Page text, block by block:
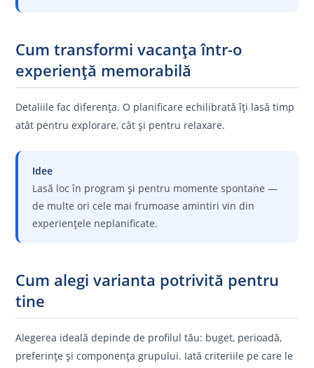
Cum transformi vacanța într-o
experiență memorabilă
Detaliile fac diferența. O planificare echilibrată îți lasă timp
atât pentru explorare, cât și pentru relaxare.
Idee
Lasă loc în program și pentru momente spontane —
de multe ori cele mai frumoase amintiri vin din
experiențele neplanificate.
Cum alegi varianta potrivită pentru
tine
Alegerea ideală depinde de profilul tău: buget, perioadă,
preferințe și componența grupului. Iată criteriile pe care le